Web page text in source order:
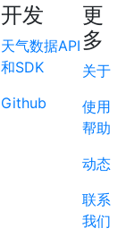
开发
天气数据API
和SDK
Github
更
多
关于
使用
帮助
动态
联系
我们